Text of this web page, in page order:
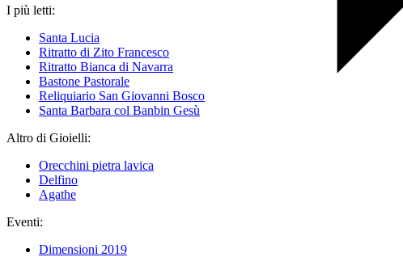
I più letti:
Santa Lucia
Ritratto di Zito Francesco
Ritratto Bianca di Navarra
Bastone Pastorale
Reliquiario San Giovanni Bosco
Santa Barbara col Banbin Gesù
Altro di Gioielli:
Orecchini pietra lavica
Delfino
Agathe
Eventi:
Dimensioni 2019